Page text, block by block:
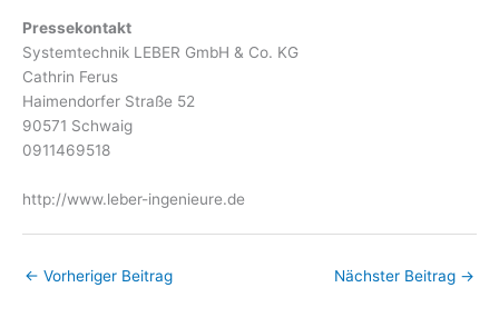
Pressekontakt
Systemtechnik LEBER GmbH & Co. KG
Cathrin Ferus
Haimendorfer Straße 52
90571 Schwaig
0911469518
http://www.leber-ingenieure.de
← Vorheriger Beitrag Nächster Beitrag →